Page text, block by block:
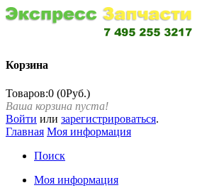
Корзина
Товаров:0 (0Руб.)
Ваша корзина пуста!
Войти или зарегистрироваться.
Главная Моя информация
Поиск
Моя информация